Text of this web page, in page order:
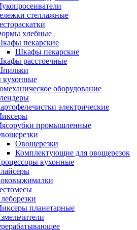
стеллажные
хлебные
пекарские
Шкафы пекарские
расстоечные
оборудование
электрические
промышленные
Овощерезки
Комплектующие для овощерезок
кухонные
планетарные